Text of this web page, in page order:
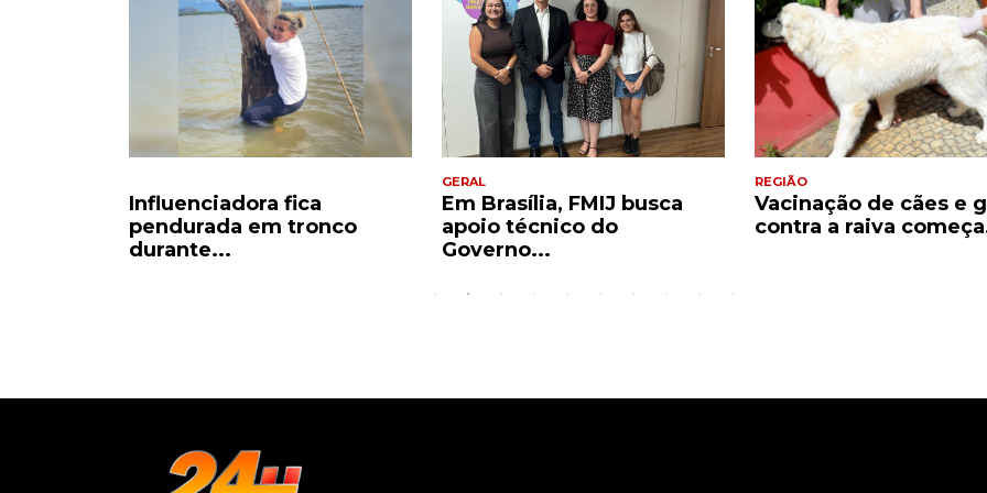
Influenciadora fica
pendurada em tronco
durante...
GERAL
Em Brasília, FMIJ busca
apoio técnico do
Governo...
REGIÃO
Vacinação de cães e
contra a raiva